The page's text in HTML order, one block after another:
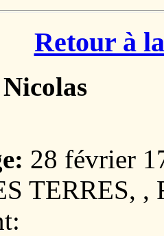
Retour à
28 février
TERRES, ,